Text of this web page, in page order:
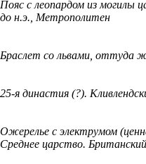
Пояс с леопардом из могилы
до н.э., Метрополитен
Браслет со львами, оттуда
25-я династия (?).
Ожерелье с электрумом
Среднее царство.